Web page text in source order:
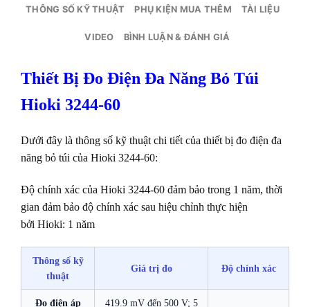
THÔNG SỐ KỸ THUẬT PHỤ KIỆN MUA THÊM TÀI LIỆU
VIDEO BÌNH LUẬN & ĐÁNH GIÁ
Thiết Bị Đo Điện Đa Năng Bỏ Túi
Hioki 3244-60
Dưới đây là thông số kỹ thuật chi tiết của thiết bị đo điện đa
năng bỏ túi của Hioki 3244-60:
Độ chính xác của Hioki 3244-60 đảm bảo trong 1 năm, thời
gian đảm bảo độ chính xác sau hiệu chỉnh thực hiện
bởi Hioki: 1 năm
Thông số kỹ
thuật
Giá trị đo Độ chính xác
Đo điện áp 419.9 mV đến 500 V; 5